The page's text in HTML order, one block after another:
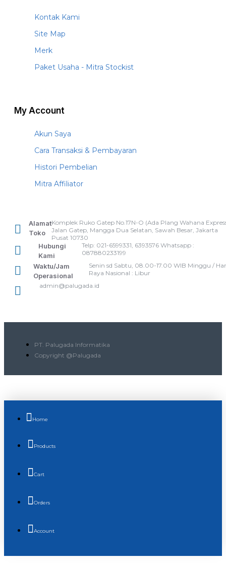
Kontak Kami
Site Map
Merk
Paket Usaha - Mitra Stockist
My Account
Akun Saya
Cara Transaksi & Pembayaran
Histori Pembelian
Mitra Affiliator
Alamat
Toko
Komplek Ruko Gatep No.17N-O (Ada Plang Wahana
Jalan Gatep, Mangga Dua Selatan, Sawah Besar, Jakarta
Pusat 10730
Hubungi
Kami
Telp: 021-6599331, 6393576 Whatsapp :
087880233199
Waktu/Jam
Operasional
Senin sd Sabtu, 08.00-17.00 WIB Minggu /
Raya Nasional : Libur
admin@palugada.id
PT. Palugada Informatika
Copyright @Palugada
Home
Products
Cart
Orders
Account